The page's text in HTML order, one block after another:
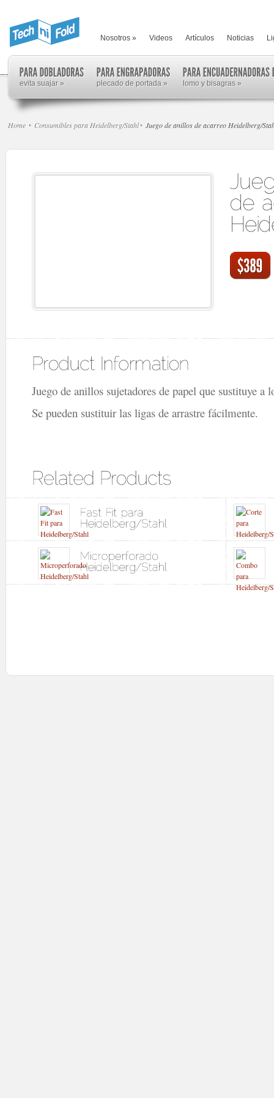
Nosotros » Videos Artículos Noticias
evita suajar» plecado de portada » lomo y bisagras »
Home Consumibles para Heidelberg/Stahl Juego de anillos de acarreo Heidelberg/
Juego de anillos sujetadores de papel que sustituye a
Se pueden sustituir las ligas de arrastre fácilmente.